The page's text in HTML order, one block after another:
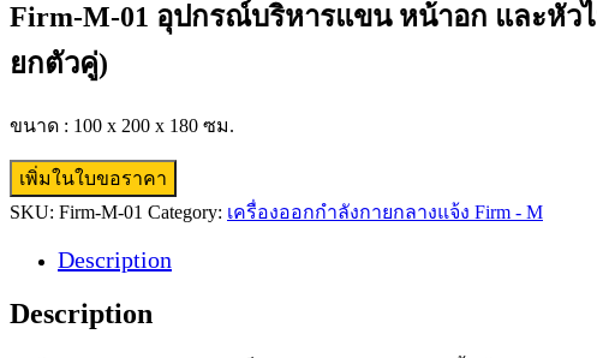
Firm-M-01 อุปกรณ์บริหารแขน หน้าอก และหัว
ยกตัวคู่)
ขนาด : 100 x 200 x 180 ซม.
เพิ่มในใบขอราคา
SKU: Firm-M-01 Category: เครื่องออกกำลังกายกลางแจ้ง Firm - M
Description
Description